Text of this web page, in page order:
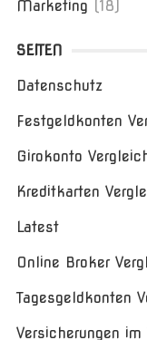
Marketing (18)
SEITEN
Datenschutz
Festgeldkonten
Girokonto
Kreditkarten
Latest
Online Broker
Tagesgeldkonten
Versicherungen